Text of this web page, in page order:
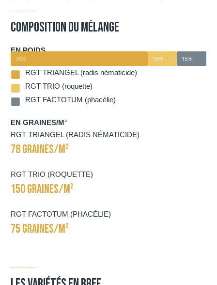
Composition du mélange
EN POIDS
70% 15% 15%
RGT TRIANGEL (radis nématicide)
RGT TRIO (roquette)
RGT FACTOTUM (phacélie)
EN GRAINES/M²
RGT TRIANGEL (RADIS NÉMATICIDE)
78 GRAINES/M²
RGT TRIO (ROQUETTE)
150 GRAINES/M²
RGT FACTOTUM (PHACÉLIE)
75 GRAINES/M²